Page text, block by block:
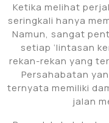
Ketika melihat
seringkali hanya
Namun, sangat
setiap ‘lintasan
rekan-rekan yang
Persahabatan
ternyata memiliki
jalan